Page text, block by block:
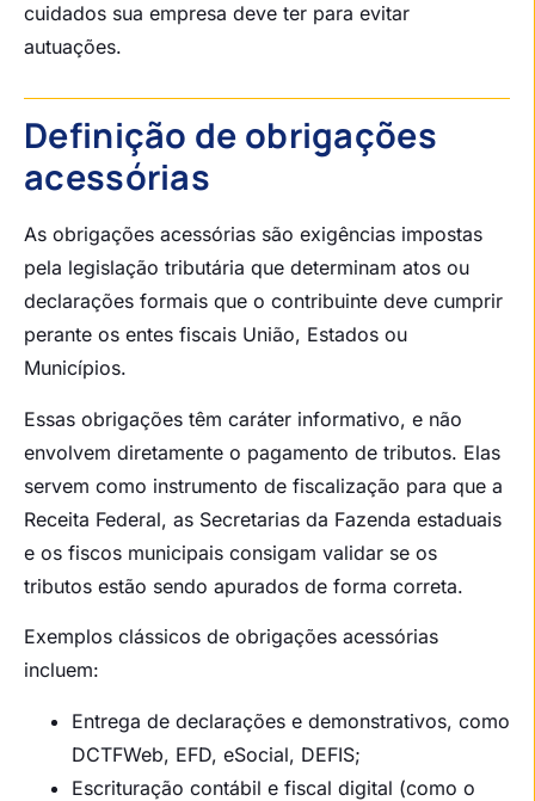
cuidados sua empresa deve ter para evitar
autuações.
Definição de obrigações
acessórias
As obrigações acessórias são exigências impostas
pela legislação tributária que determinam atos ou
declarações formais que o contribuinte deve cumprir
perante os entes fiscais União, Estados ou
Municípios.
Essas obrigações têm caráter informativo, e não
envolvem diretamente o pagamento de tributos. Elas
servem como instrumento de fiscalização para que a
Receita Federal, as Secretarias da Fazenda estaduais
e os fiscos municipais consigam validar se os
tributos estão sendo apurados de forma correta.
Exemplos clássicos de obrigações acessórias
incluem:
Entrega de declarações e demonstrativos, como
DCTFWeb, EFD, eSocial, DEFIS;
Escrituração contábil e fiscal digital (como o